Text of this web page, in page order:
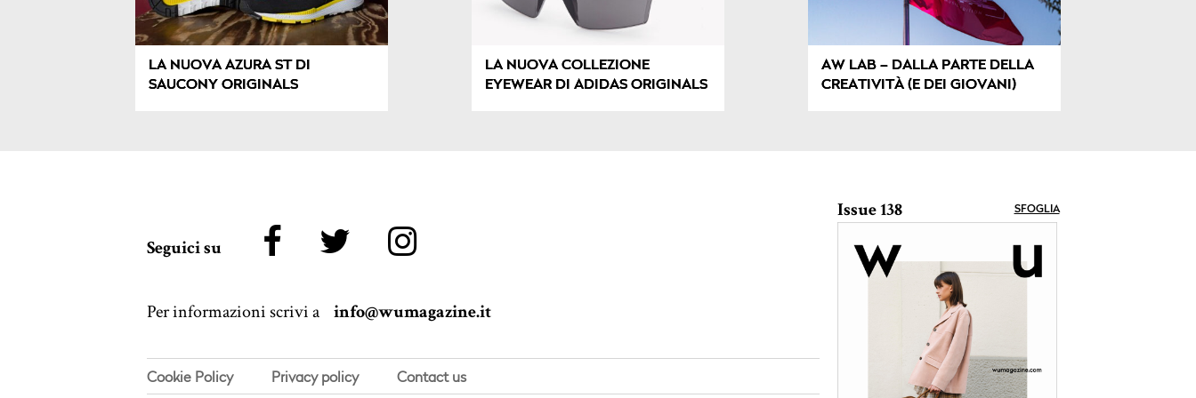
LA NUOVA AZURA ST DI
SAUCONY ORIGINALS
LA NUOVA COLLEZIONE
EYEWEAR DI ADIDAS ORIGINALS
AW LAB – DALLA PARTE DELLA
CREATIVITÀ (E DEI GIOVANI)
Seguici su
Per informazioni scrivi a info@wumagazine.it
Cookie Policy Privacy policy Contact us
Issue 138 SFOGLIA